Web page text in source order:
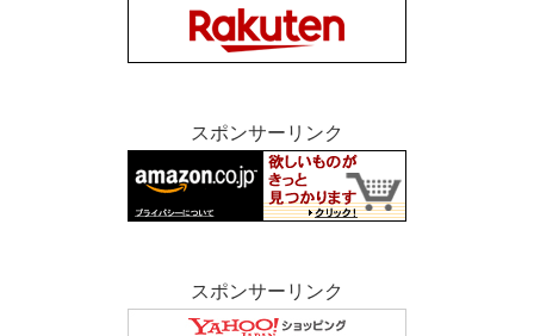
スポンサーリンク
スポンサーリンク